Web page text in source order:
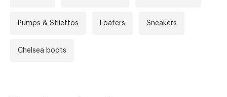
Pumps & Stilettos Loafers Sneakers
Chelsea boots